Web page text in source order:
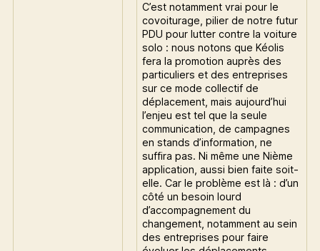
C’est notamment vrai pour le
covoiturage, pilier de notre futur
PDU pour lutter contre la voiture
solo : nous notons que Kéolis
fera la promotion auprès des
particuliers et des entreprises
sur ce mode collectif de
déplacement, mais aujourd’hui
l’enjeu est tel que la seule
communication, de campagnes
en stands d’information, ne
suffira pas. Ni même une Nième
application, aussi bien faite soit-
elle. Car le problème est là : d’un
côté un besoin lourd
d’accompagnement du
changement, notamment au sein
des entreprises pour faire